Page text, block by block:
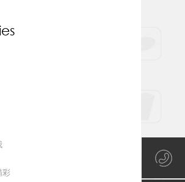
彩